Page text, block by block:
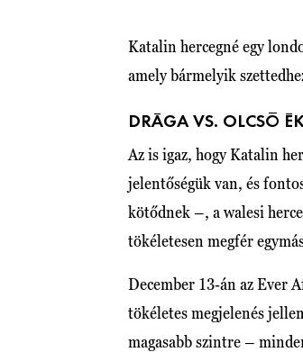
Katalin hercegné egy
amely bármelyik
DRÁGA VS. OLCSÓ
Az is igaz, hogy Katalin
jelentőségük van, és
kötődnek –, a walesi
tökéletesen megfér
December 13-án az Ever
tökéletes megjelenés
magasabb szintre –